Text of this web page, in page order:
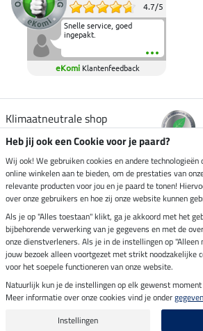
4.7/5
Snelle service, goed
ingepakt.
eKomi Klantenfeedback
Klimaatneutrale shop
Verzending per
Veilig betalen met
Impressum
Laatste update op 07.08.2026
Alle prijzen in euro's, incl. BTW, excl.
Heb jij ook een Cookie voor je paard?
Wij ook! We gebruiken cookies en andere
online winkelen aan te bieden, om de prestaties van
relevante producten voor jou en je paard te tonen!
over onze gebruikers en hoe zij onze website kunnen
Als je op "Alles toestaan" klikt, ga je akkoord met het
bijbehorende verwerking van je gegevens en met de
onze dienstverleners. Als je in de instellingen op
jouw bezoek alleen voortgezet met strikt noodzakelijke
voor het soepele functioneren van onze website.
Natuurlijk kun je de instellingen op elk gewenst
Meer informatie over onze cookies vind je onder
Instellingen